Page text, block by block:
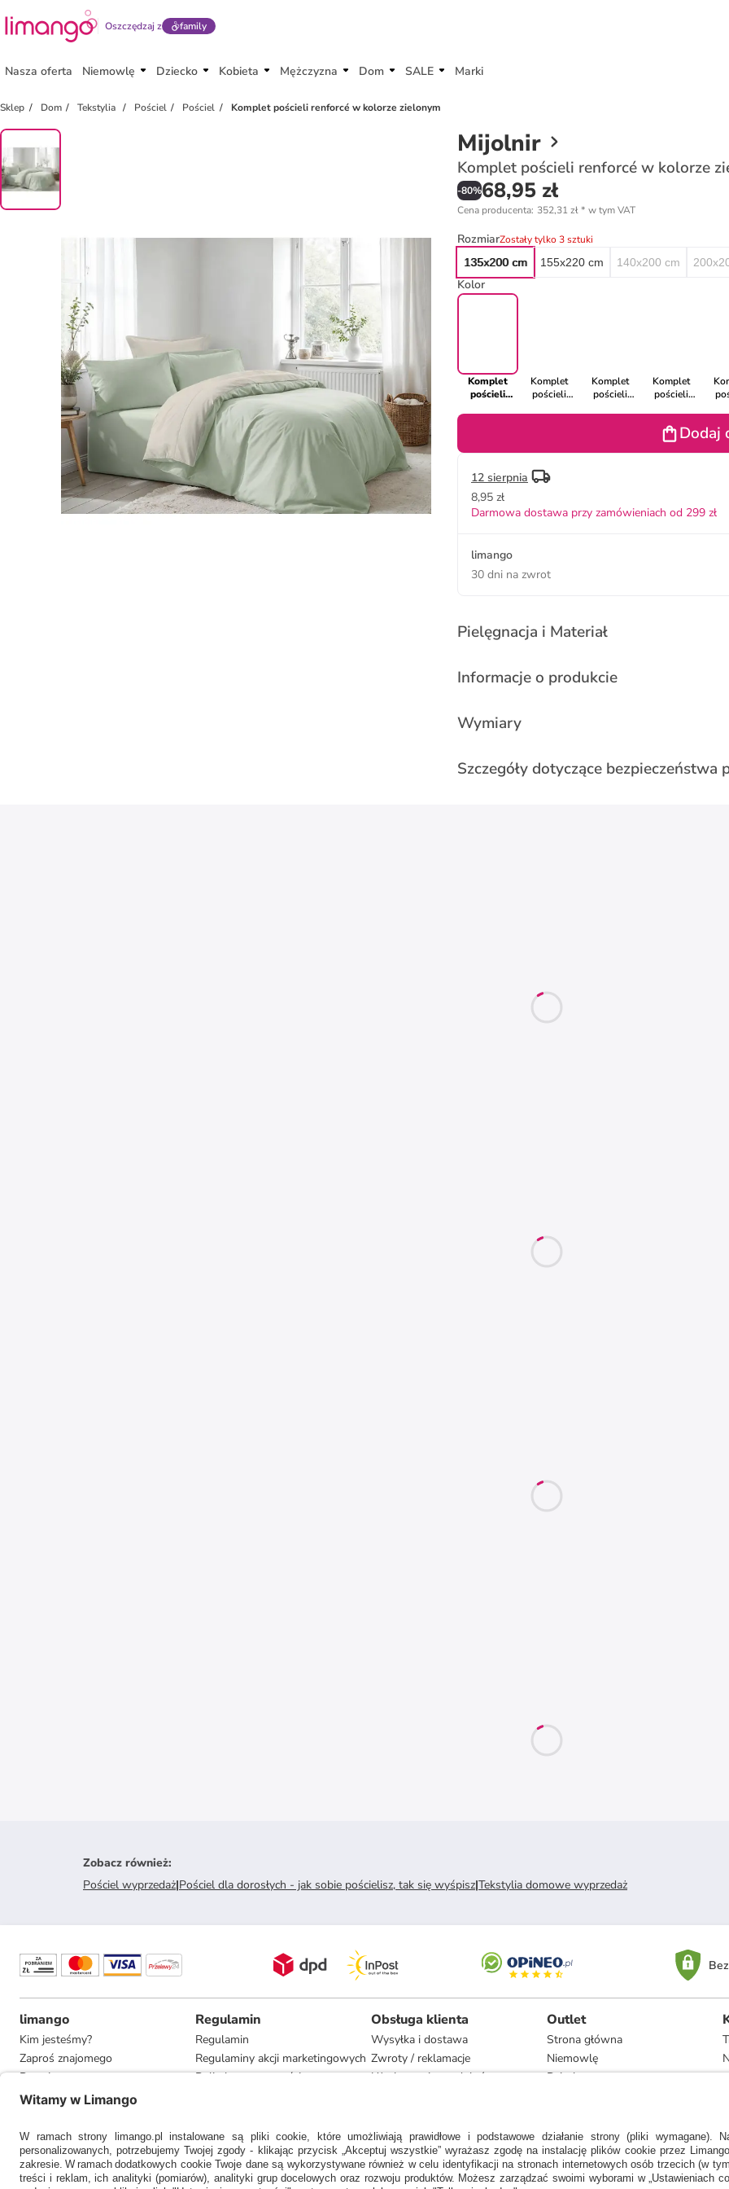
Oszczędzaj z family
Nasza oferta Niemowlę Dziecko Kobieta Mężczyzna Dom SALE Marki
Sklep Dom Tekstylia Pościel Pościel Komplet pościeli renforcé w kolorze zielonym
Mijolnir
Komplet pościeli renforcé w kolorze
-80%68,95 zł
Cena producenta: 352,31 zł* w tym VAT
RozmiarZostały tylko 3 sztuki
135x200 cm
155x220 cm 140x200 cm
Kolor
Komplet
pościeli
Komplet
pościeli
Komplet
pościeli
Komplet
pościeli
różowymDodaj
12 sierpnia
8,95 zł
Darmowa dostawa przy zamówieniach od 299 zł
limango
30 dni na zwrot
Pielęgnacja i Materiał
Informacje o produkcie
Wymiary
Szczegóły dotyczące bezpieczeństwa
Zobacz również:
Pościel wyprzedaż|Pościel dla dorosłych - jak sobie pościelisz, tak się wyśpisz|Tekstylia domowe wyprzedaż
limango
Kim jesteśmy?
Zaproś znajomego
Pracuj u nas
Informacje dla prasy
Regulamin
Regulamin
Regulaminy akcji marketingowych
Polityka prywatności
Obsługa klienta
Wysyłka i dostawa
Zwroty / reklamacje
Użytkowanie produktów
Zgodność z umową i naprawa
Outlet
Strona główna
Niemowlę
Dziecko
Dom
Marki